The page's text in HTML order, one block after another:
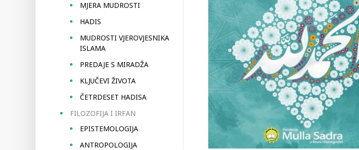
MJERA MUDROSTI
HADIS
MUDROSTI VJEROVJESNIKA
ISLAMA
PREDAJE S MIRADŽA
KLJUČEVI ŽIVOTA
ČETRDESET HADISA
FILOZOFIJA I IRFAN
EPISTEMOLOGIJA
ANTROPOLOGIJA